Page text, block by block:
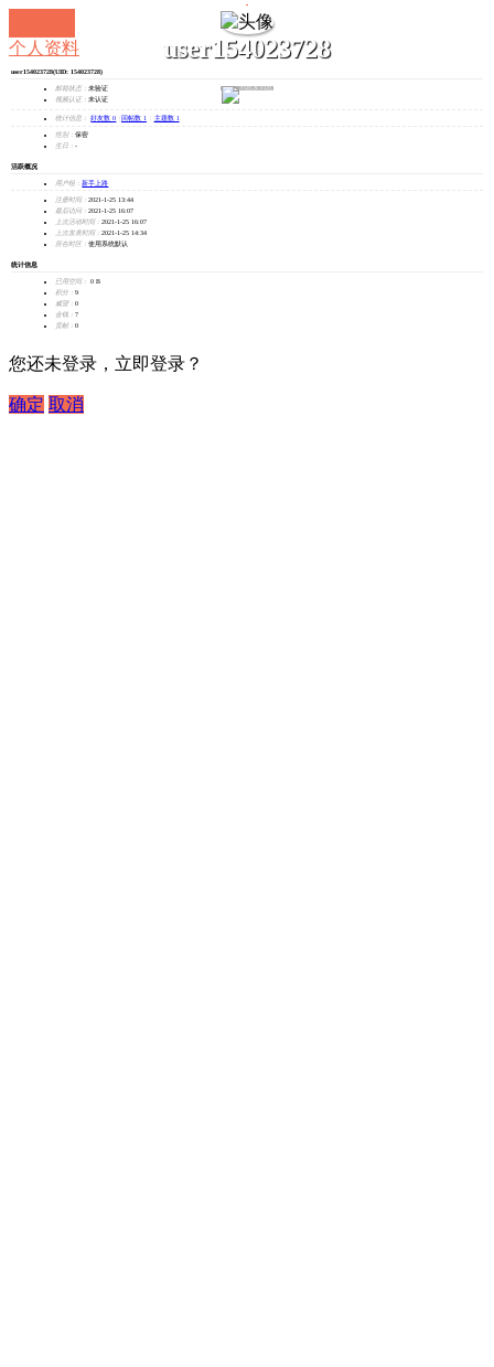
user154023728
发消息
个人资料
user154023728(UID: 154023728)
邮箱状态： 未验证
视频认证： 未认证
统计信息： 好友数 0 回帖数 1 主题数 1
性别： 保密
生日： -
活跃概况
用户组： 新手上路
注册时间： 2021-1-25 13:44
最后访问： 2021-1-25 16:07
上次活动时间： 2021-1-25 16:07
上次发表时间： 2021-1-25 14:34
所在时区： 使用系统默认
统计信息
已用空间：
0 B
积分： 9
威望： 0
金钱： 7
贡献： 0
您还未登录，立即登录？
确定 取消